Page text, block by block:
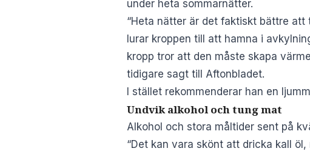
under heta sommarnätter.
“Heta nätter är det faktiskt bättre
lurar kroppen till att hamna i
kropp tror att den måste skapa
tidigare sagt till Aftonbladet.
I stället rekommenderar han en
Undvik alkohol och tung mat
Alkohol och stora måltider sent på
“Det kan vara skönt att dricka kall